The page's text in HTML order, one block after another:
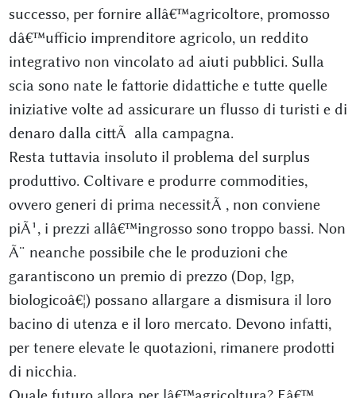
successo, per fornire allâ€™agricoltore, promosso
dâ€™ufficio imprenditore agricolo, un reddito
integrativo non vincolato ad aiuti pubblici. Sulla
scia sono nate le fattorie didattiche e tutte quelle
iniziative volte ad assicurare un flusso di turisti e di
denaro dalla cittÃ alla campagna.
Resta tuttavia insoluto il problema del surplus
produttivo. Coltivare e produrre commodities,
ovvero generi di prima necessitÃ , non conviene
piÃ¹, i prezzi allâ€™ingrosso sono troppo bassi. Non
Ã¨ neanche possibile che le produzioni che
garantiscono un premio di prezzo (Dop, Igp,
biologicoâ€¦) possano allargare a dismisura il loro
bacino di utenza e il loro mercato. Devono infatti,
per tenere elevate le quotazioni, rimanere prodotti
di nicchia.